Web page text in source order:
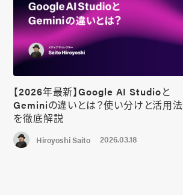
【2026年最新】Google AI Studioと
Geminiの違いとは？使い分けと活用法
を徹底解説
Hiroyoshi Saito 2026.03.18